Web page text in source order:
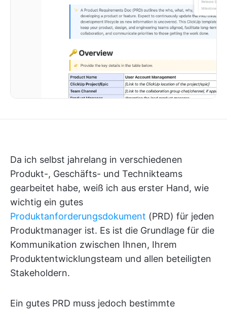
Da ich selbst jahrelang in verschiedenen
Produkt-, Geschäfts- und Technikteams
gearbeitet habe, weiß ich aus erster Hand, wie
wichtig ein gutes
Produktanforderungsdokument (PRD) für jeden
Produktmanager ist. Es ist die Grundlage für die
Kommunikation zwischen Ihnen, Ihrem
Produktentwicklungsteam und allen beteiligten
Stakeholdern.
Ein gutes PRD muss jedoch bestimmte